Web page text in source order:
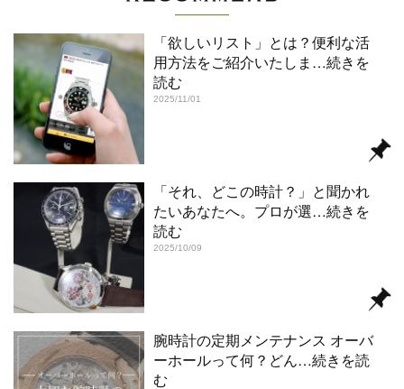
「欲しいリスト」とは？便利な活
用方法をご紹介いたしま …続きを
読む
2025/11/01
「それ、どこの時計？」と聞かれ
たいあなたへ。プロが選…続きを
読む
2025/10/09
腕時計の定期メンテナンス オーバ
ーホールって何？どん…続きを読
む